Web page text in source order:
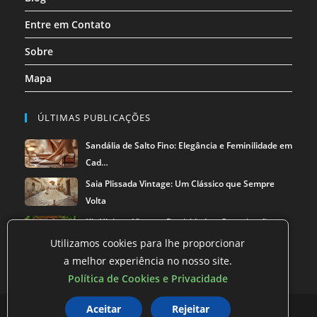
Entre em Contato
Sobre
Mapa
ÚLTIMAS PUBLICAÇÕES
Sandália de Salto Fino: Elegância e Feminilidade em
Cad…
Saia Plissada Vintage: Um Clássico que Sempre
Volta
Kit Higiene Viagem: Praticidade e Organização na
Mala
Política de privacidade Termos de Uso Exclusão de Dados
Utilizamos cookies para lhe proporcionar
a melhor experiência no nosso site.
Política de Cookies e Privacidade
Aceitar Rejeitar